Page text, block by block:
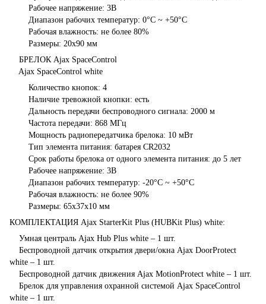
Рабочее напряжение: 3В
Диапазон рабочих температур: 0°С ~ +50°С
Рабочая влажность: не более 80%
Размеры: 20х90 мм
БРЕЛОК Ajax SpaceControl
Ajax SpaceControl white
Количество кнопок: 4
Наличие тревожной кнопки: есть
Дальность передачи беспроводного сигнала: 2000 м
Частота передачи: 868 МГц
Мощность радиопередатчика брелока: 10 мВт
Тип элемента питания: батарея CR2032
Срок работы брелока от одного элемента питания: до 5 лет
Рабочее напряжение: 3В
Диапазон рабочих температур: -20°С ~ +50°С
Рабочая влажность: не более 90%
Размеры: 65х37х10 мм
КОМПЛЕКТАЦИЯ Ajax StarterKit Plus (HUBKit Plus) white:
Умная централь Ajax Hub Plus white – 1 шт.
Беспроводной датчик открытия двери/окна Ajax DoorProtect
white – 1 шт.
Беспроводной датчик движения Ajax MotionProtect white – 1 шт.
Брелок для управления охранной системой Ajax SpaceControl
white – 1 шт.